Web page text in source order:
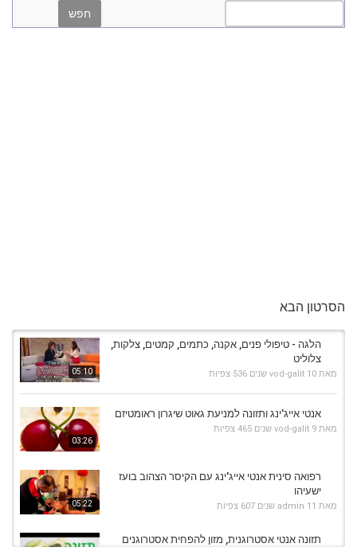
הסרטון הבא
05:10
הלגה - טיפולי פנים, אקנה, כתמים, קמטים, צלקות,
צלוליט
מאת vod-galit 10 שנים 536 צפיות
03:26
אנטי אייג'ינג ותזונה למניעת גאוט שיגרון ראומטיזם
מאת vod-galit 9 שנים 465 צפיות
05:22
רפואה סינית אנטי אייג'ינג עם הקיסר הצהוב בועז
ישעיהו
מאת admin 11 שנים 607 צפיות
תזונה אנטי אסטרוגנית, מזון להפחית אסטרוגנים